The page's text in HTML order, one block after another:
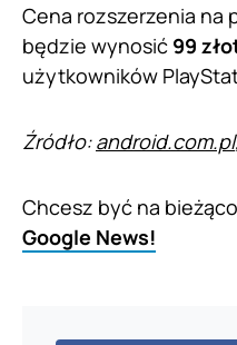
Cena rozszerzenia na
będzie wynosić 99
użytkowników
Źródło:android.com.pl,
Chcesz być na
Google News!